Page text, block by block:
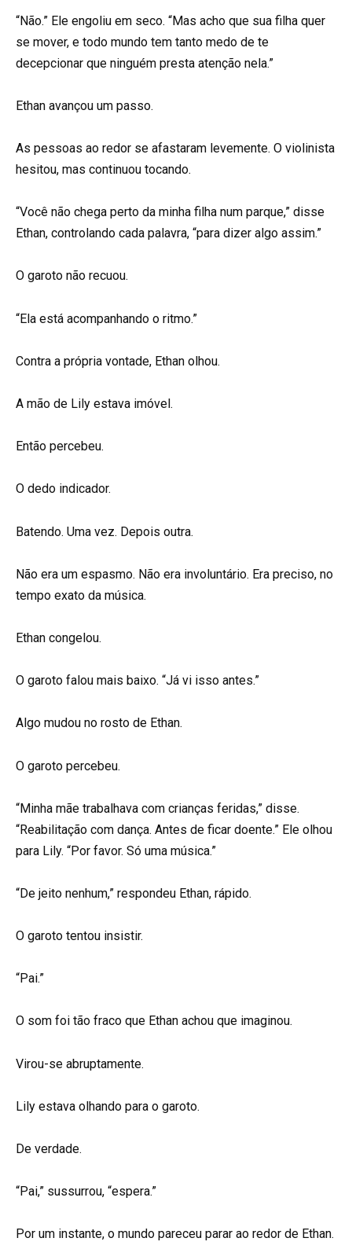
“Não.” Ele engoliu em seco. “Mas acho que sua filha quer
se mover, e todo mundo tem tanto medo de te
decepcionar que ninguém presta atenção nela.”
Ethan avançou um passo.
As pessoas ao redor se afastaram levemente. O violinista
hesitou, mas continuou tocando.
“Você não chega perto da minha filha num parque,” disse
Ethan, controlando cada palavra, “para dizer algo assim.”
O garoto não recuou.
“Ela está acompanhando o ritmo.”
Contra a própria vontade, Ethan olhou.
A mão de Lily estava imóvel.
Então percebeu.
O dedo indicador.
Batendo. Uma vez. Depois outra.
Não era um espasmo. Não era involuntário. Era preciso, no
tempo exato da música.
Ethan congelou.
O garoto falou mais baixo. “Já vi isso antes.”
Algo mudou no rosto de Ethan.
O garoto percebeu.
“Minha mãe trabalhava com crianças feridas,” disse.
“Reabilitação com dança. Antes de ficar doente.” Ele olhou
para Lily. “Por favor. Só uma música.”
“De jeito nenhum,” respondeu Ethan, rápido.
O garoto tentou insistir.
“Pai.”
O som foi tão fraco que Ethan achou que imaginou.
Virou-se abruptamente.
Lily estava olhando para o garoto.
De verdade.
“Pai,” sussurrou, “espera.”
Por um instante, o mundo pareceu parar ao redor de Ethan.